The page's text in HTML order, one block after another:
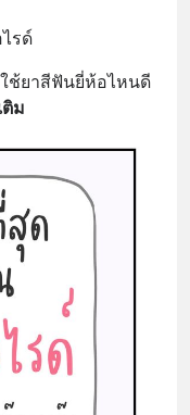
รด์
ช้ยาสีฟันยี่ห้อไหนดี
ติม